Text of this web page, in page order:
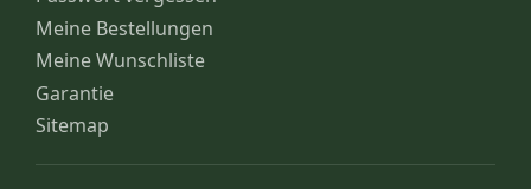
Meine Bestellungen
Meine Wunschliste
Garantie
Sitemap